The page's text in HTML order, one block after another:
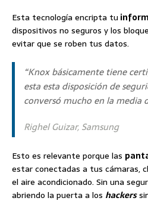
Esta tecnología encripta tu
dispositivos no seguros y los
evitar que se roben tus datos.
“Knox básicamente tiene
esta esta disposición de
conversó mucho en la media
Righel Guizar, Samsung
Esto es relevante porque las
estar conectadas a tus cámaras,
el aire acondicionado. Sin una
abriendo la puerta a los hackers